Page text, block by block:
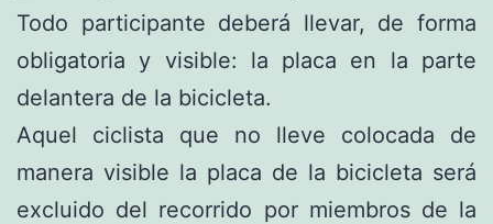
Todo participante deberá llevar, de forma
obligatoria y visible: la placa en la parte
delantera de la bicicleta.
Aquel ciclista que no lleve colocada de
manera visible la placa de la bicicleta será
excluido del recorrido por miembros de la